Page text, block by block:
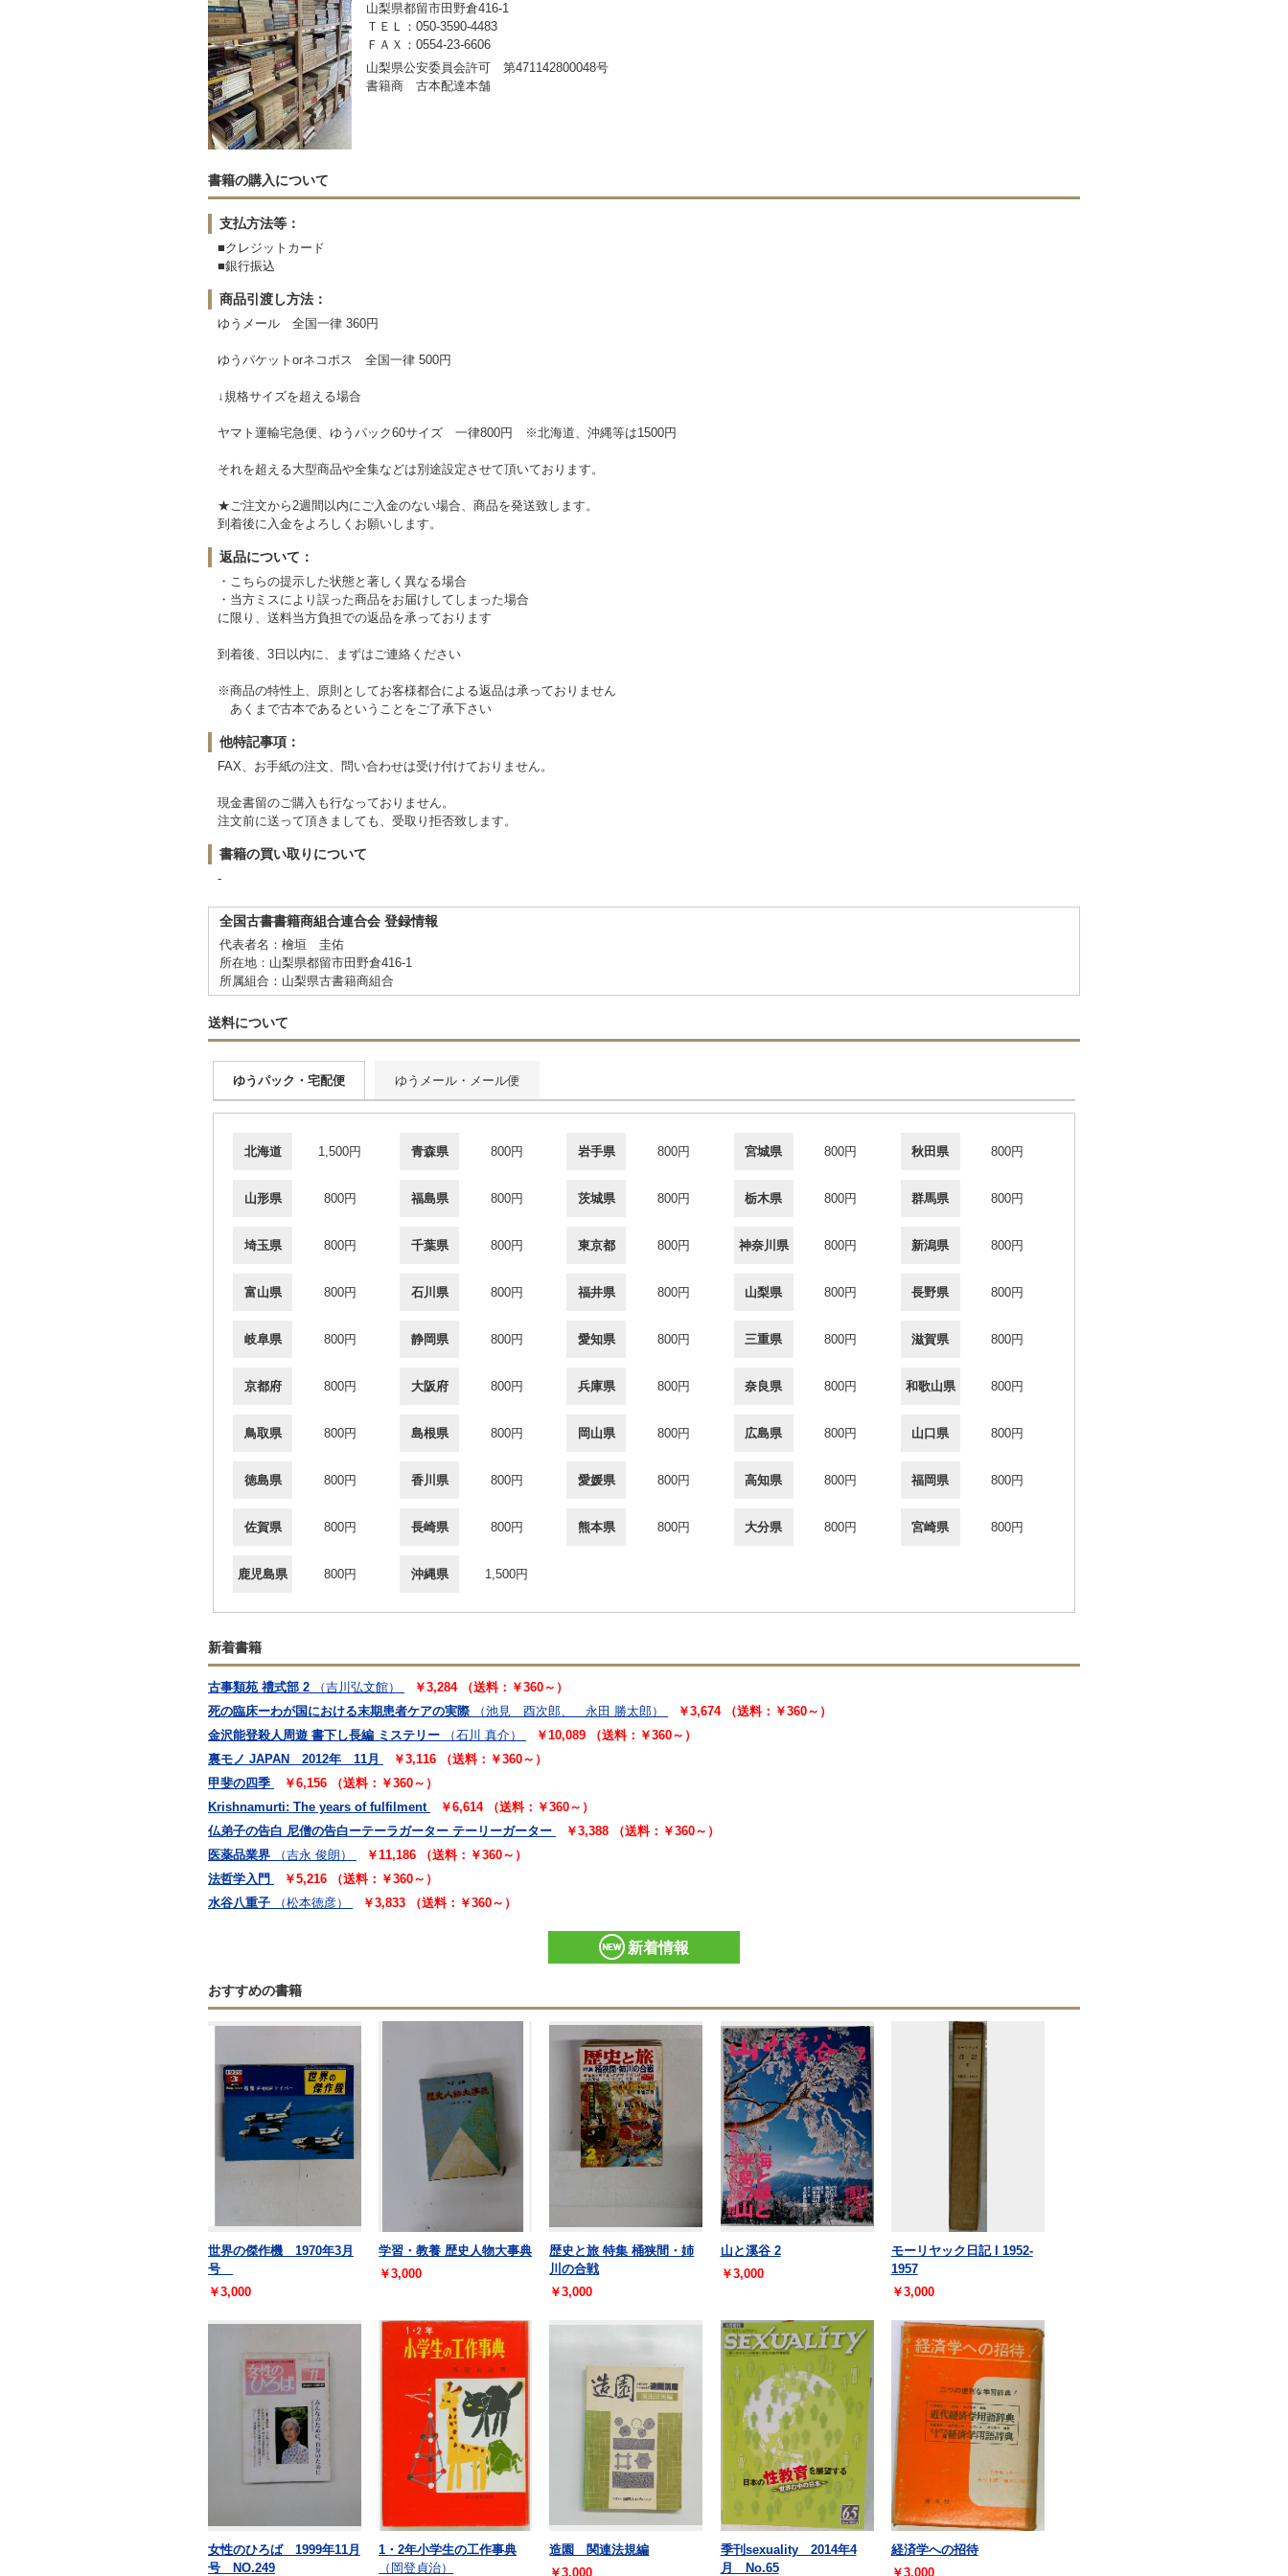
山梨県都留市田野倉416-1
ＴＥＬ：050-3590-4483
ＦＡＸ：0554-23-6606
山梨県公安委員会許可 第471142800048号
書籍商 古本配達本舗
書籍の購入について
支払方法等：
■クレジットカード
■銀行振込
商品引渡し方法：
ゆうメール 全国一律 360円
ゆうパケットorネコポス 全国一律 500円
↓規格サイズを超える場合
ヤマト運輸宅急便、ゆうパック60サイズ 一律800円 ※北海道、沖縄等は1500円
それを超える大型商品や全集などは別途設定させて頂いております。
★ご注文から2週間以内にご入金のない場合、商品を発送致します。
到着後に入金をよろしくお願いします。
返品について：
・こちらの提示した状態と著しく異なる場合
・当方ミスにより誤った商品をお届けしてしまった場合
に限り、送料当方負担での返品を承っております
到着後、3日以内に、まずはご連絡ください
※商品の特性上、原則としてお客様都合による返品は承っておりません
あくまで古本であるということをご了承下さい
他特記事項：
FAX、お手紙の注文、問い合わせは受け付けておりません。
現金書留のご購入も行なっておりません。
注文前に送って頂きましても、受取り拒否致します。
書籍の買い取りについて
-
全国古書書籍商組合連合会 登録情報
代表者名：檜垣 圭佑
所在地：山梨県都留市田野倉416-1
所属組合：山梨県古書籍商組合
送料について
ゆうパック・宅配便 ゆうメール・メール便
北海道 1,500円 青森県 800円 岩手県 800円 宮城県 800円 秋田県 800円
山形県 800円 福島県 800円 茨城県 800円 栃木県 800円 群馬県 800円
埼玉県 800円 千葉県 800円 東京都 800円 神奈川県 800円 新潟県 800円
富山県 800円 石川県 800円 福井県 800円 山梨県 800円 長野県 800円
岐阜県 800円 静岡県 800円 愛知県 800円 三重県 800円 滋賀県 800円
京都府 800円 大阪府 800円 兵庫県 800円 奈良県 800円 和歌山県 800円
鳥取県 800円 島根県 800円 岡山県 800円 広島県 800円 山口県 800円
徳島県 800円 香川県 800円 愛媛県 800円 高知県 800円 福岡県 800円
佐賀県 800円 長崎県 800円 熊本県 800円 大分県 800円 宮崎県 800円
鹿児島県 800円 沖縄県 1,500円
新着書籍
古事類苑 禮式部 2 （吉川弘文館）
￥3,284 （送料：￥360～）
死の臨床ーわが国における末期患者ケアの実際
（池見 酉次郎、 永田 勝太郎）
￥3,674 （送料：￥360～）
金沢能登殺人周遊 書下し長編 ミステリー
（石川 真介）
￥10,089 （送料：￥360～）
裏モノ JAPAN 2012年 11月
￥3,116 （送料：￥360～）
甲斐の四季
￥6,156 （送料：￥360～）
Krishnamurti: The years of fulfilment
￥6,614 （送料：￥360～）
仏弟子の告白 尼僧の告白ーテーラガーター テーリーガーター
￥3,388 （送料：￥360～）
医薬品業界
（吉永 俊朗）
￥11,186 （送料：￥360～）
法哲学入門
￥5,216 （送料：￥360～）
水谷八重子
（松本徳彦） ￥3,833 （送料：￥360～）
新着情報
おすすめの書籍
世界の傑作機 1970年3月
号
￥3,000
学習・教養 歴史人物大事典
￥3,000
歴史と旅 特集 桶狭間・姉
川の合戦
￥3,000
山と溪谷 2
￥3,000
モーリヤック日記 I 1952-
1957
￥3,000
女性のひろば 1999年11月
号 NO.249
1・2年小学生の工作事典
（岡登貞治）
造園 関連法規編
￥3,000
季刊sexuality 2014年4
月 No.65
経済学への招待
￥3,000